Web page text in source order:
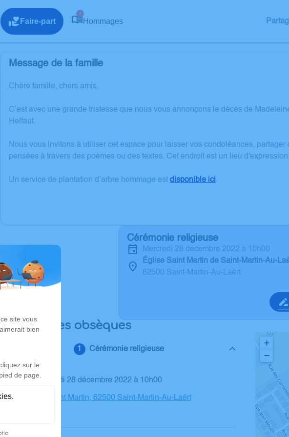
Faire-part
1
Hommages
Message de la famille
Chère famille, chers amis,
C’est avec une grande tristesse que nous vous annonçons le décès de
Helfaut.
Nous vous invitons à utiliser cet espace pour laisser vos condoléances,
pensées à travers des poèmes ou des textes. Cet endroit est un lieu
Un service de plantation d’arbre hommage est disponible ici.
Cérémonie religieuse
mercredi 28 décembre 2022 à 10h00
Église Saint Martin de Saint-Martin-Au-
62500 Saint-Martin-Au-Laërt
Déroulé des obsèques
Cérémonie religieuse
Le mercredi 28 décembre 2022 à 10h00
Église Saint Martin, 62500 Saint-Martin-Au-Laërt
+
−